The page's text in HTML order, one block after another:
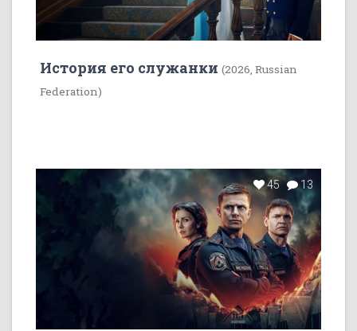
История его служанки (2026, Russian
Federation)
45 13